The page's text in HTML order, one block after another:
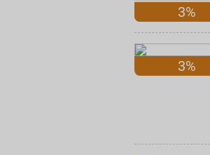
3%
3%